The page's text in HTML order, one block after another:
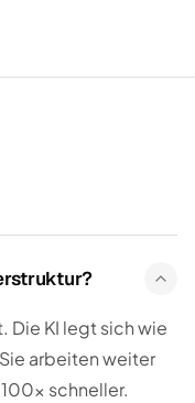
Die KI legt sich wie
arbeiten weiter
schneller.